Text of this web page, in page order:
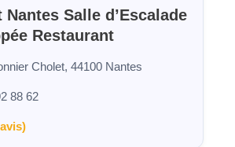
Nantes Salle d’Escalade
Restaurant
Cholet, 44100 Nantes
88 62